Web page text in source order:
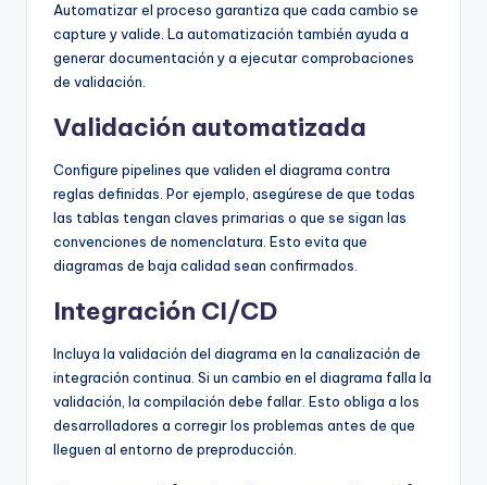
Automatizar el proceso garantiza que cada cambio se
capture y valide. La automatización también ayuda a
generar documentación y a ejecutar comprobaciones
de validación.
Validación automatizada
Configure pipelines que validen el diagrama contra
reglas definidas. Por ejemplo, asegúrese de que todas
las tablas tengan claves primarias o que se sigan las
convenciones de nomenclatura. Esto evita que
diagramas de baja calidad sean confirmados.
Integración CI/CD
Incluya la validación del diagrama en la canalización de
integración continua. Si un cambio en el diagrama falla la
validación, la compilación debe fallar. Esto obliga a los
desarrolladores a corregir los problemas antes de que
lleguen al entorno de preproducción.